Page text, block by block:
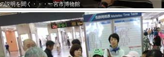
説明を聞く・・・一宮市博物館